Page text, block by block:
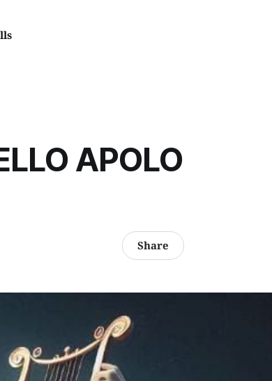
APOLO
Share